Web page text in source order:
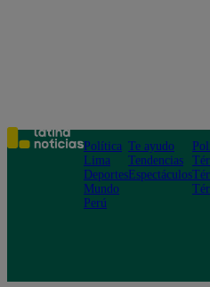
Política
Lima
Deportes
Mundo
Perú
Te ayudo
Tendencias
Espectáculos